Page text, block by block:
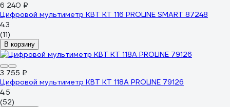
6 240 ₽
Цифровой мультиметр КВТ KT 116 PROLINE SMART 87248
4.3
(11)
В корзину
3 755 ₽
Цифровой мультиметр КВТ KT 118A PROLINE 79126
4.5
(52)